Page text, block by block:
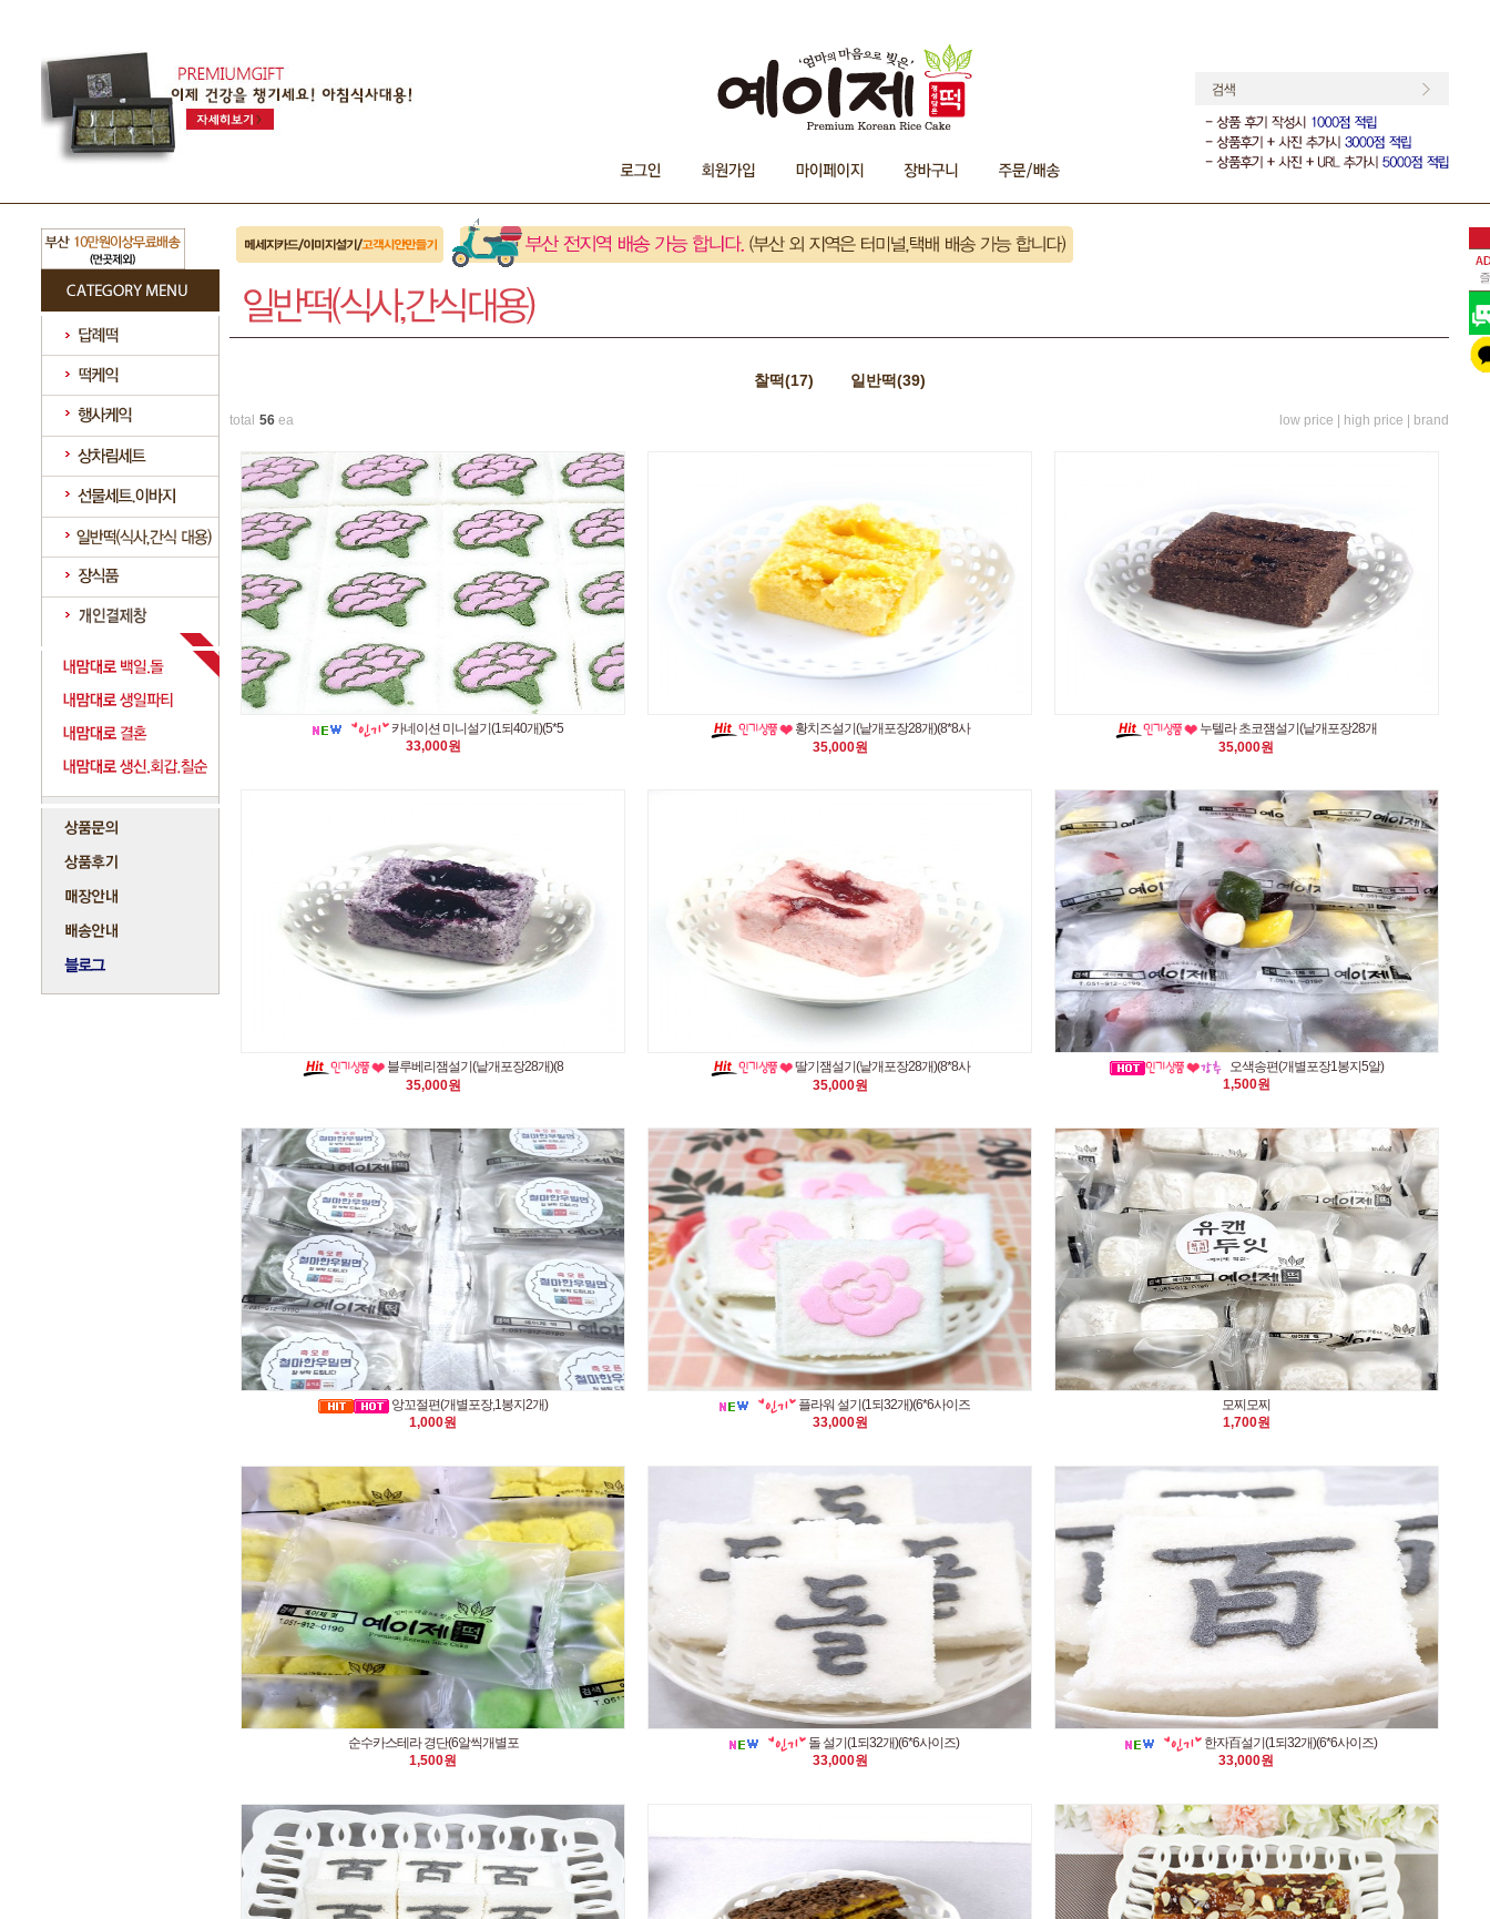
찰떡(17) 일반떡(39)
total 56 ea low price | high price | brand
카네이션 미니설기(1되40개)(5*5
33,000원
황치즈설기(낱개포장28개)(8*8사
35,000원
누텔라 초코잼설기(낱개포장28개
35,000원
블루베리잼설기(낱개포장28개)(8
35,000원
딸기잼설기(낱개포장28개)(8*8사
35,000원
오색송편(개별포장1봉지5알)
1,500원
앙꼬절편(개별포장,1봉지2개)
1,000원
플라워 설기(1되32개)(6*6사이즈
33,000원
모찌모찌
1,700원
순수카스테라 경단(6알씩개별포
1,500원
돌 설기(1되32개)(6*6사이즈)
33,000원
한자百설기(1되32개)(6*6사이즈)
33,000원